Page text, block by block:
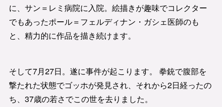
に、サン＝レミ病院に入院。絵描きが趣味でコレクター
でもあったポール＝フェルディナン・ガシェ医師のも
と、精力的に作品を描き続けます。
そして7月27日。遂に事件が起こります。 拳銃で腹部を
撃たれた状態でゴッホが発見され、それから2日経ったの
ち、37歳の若さでこの世を去りました。